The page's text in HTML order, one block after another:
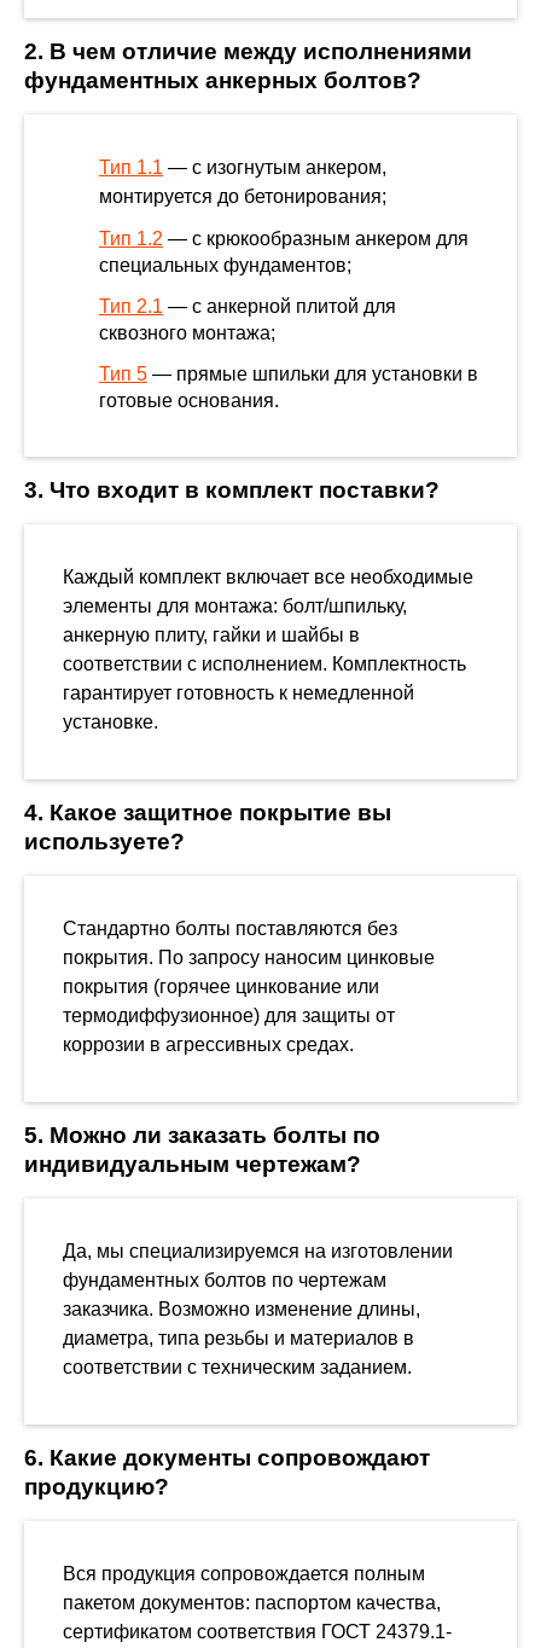
2. В чем отличие между исполнениями
фундаментных анкерных болтов?
Тип 1.1 — с изогнутым анкером,
монтируется до бетонирования;
Тип 1.2 — с крюкообразным анкером для
специальных фундаментов;
Тип 2.1 — с анкерной плитой для
сквозного монтажа;
Тип 5 — прямые шпильки для установки в
готовые основания.
3. Что входит в комплект поставки?
Каждый комплект включает все необходимые
элементы для монтажа: болт/шпильку,
анкерную плиту, гайки и шайбы в
соответствии с исполнением. Комплектность
гарантирует готовность к немедленной
установке.
4. Какое защитное покрытие вы
используете?
Стандартно болты поставляются без
покрытия. По запросу наносим цинковые
покрытия (горячее цинкование или
термодиффузионное) для защиты от
коррозии в агрессивных средах.
5. Можно ли заказать болты по
индивидуальным чертежам?
Да, мы специализируемся на изготовлении
фундаментных болтов по чертежам
заказчика. Возможно изменение длины,
диаметра, типа резьбы и материалов в
соответствии с техническим заданием.
6. Какие документы сопровождают
продукцию?
Вся продукция сопровождается полным
пакетом документов: паспортом качества,
сертификатом соответствия ГОСТ 24379.1-